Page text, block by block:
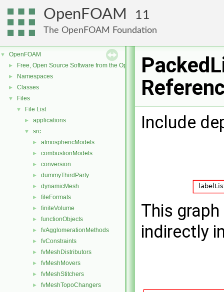
OpenFOAM 11
The OpenFOAM Foundation
▼ OpenFOAM
► Free, Open Source Software from the OpenFOAM Foundation
► Namespaces
► Classes
▼ Files
▼ File List
► applications
▼ src
► atmosphericModels
► combustionModels
► conversion
► dummyThirdParty
► dynamicMesh
► fileFormats
► finiteVolume
► functionObjects
► fvAgglomerationMethods
► fvConstraints
► fvMeshDistributors
► fvMeshMovers
► fvMeshStitchers
► fvMeshTopoChangers
Include
This
indirectly